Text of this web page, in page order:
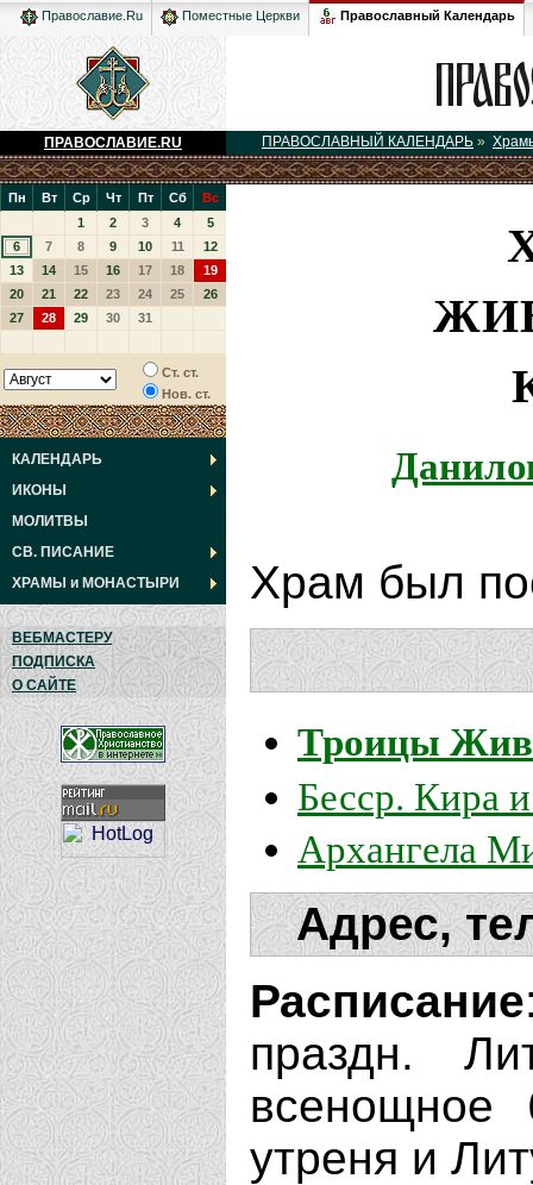
Православие.Ru Поместные Церкви Православный Календарь
ПРАВОСЛАВИЕ.RU ПРАВОСЛАВНЫЙ КАЛЕНДАРЬ »
Пн Вт Ср Чт Пт Сб
Вс
1
2 3 4
5
6
7 8 9 10 11
12
13
14 15 16 17 18
19
20
21 22 23 24 25
26
27
28 29 30 31
Ст. ст.
Нов. ст.
КАЛЕНДАРЬ
ИКОНЫ
МОЛИТВЫ
СВ. ПИСАНИЕ
ХРАМЫ и МОНАСТЫРИ
ВЕБМАСТЕРУ
ПОДПИСКА
О САЙТЕ
Храм был
Троицы
Бесср. Кира
Архангела
Адрес,
Расписание
праздн.
утреня и